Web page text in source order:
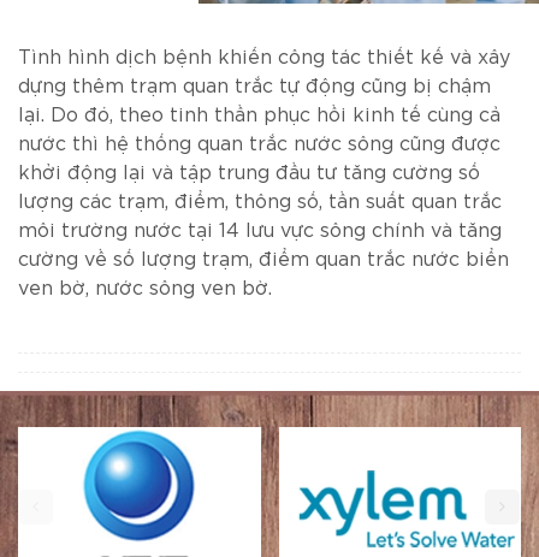
Tình hình dịch bệnh khiến công tác thiết kế và xây
dựng thêm trạm quan trắc tự động cũng bị chậm
lại. Do đó, theo tinh thần phục hồi kinh tế cùng cả
nước thì hệ thống quan trắc nước sông cũng được
khởi động lại và tập trung đầu tư tăng cường số
lượng các trạm, điểm, thông số, tần suất quan trắc
môi trường nước tại 14 lưu vực sông chính và tăng
cường về số lượng trạm, điểm quan trắc nước biển
ven bờ, nước sông ven bờ.